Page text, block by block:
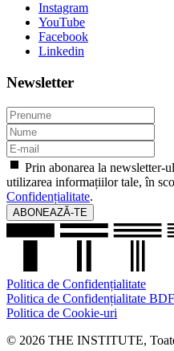
Instagram
YouTube
Facebook
Linkedin
Newsletter
Prin abonarea la newsletter-
utilizarea informațiilor tale, în
Confidențialitate.
ABONEAZĂ-TE
Politica de Confidențialitate
Politica de Confidențialitate
Politica de Cookie-uri
© 2026 THE INSTITUTE,